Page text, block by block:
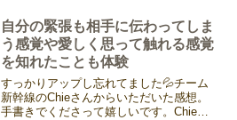
や道徳に縛ら...
自分の緊張も相手に伝わってしま
う感覚や愛しく思って触れる感覚
を知れたことも体験
すっかりアップし忘れてました💦チーム
新幹線のChieさんからいただいた感想。
手書きでくださって嬉しいです。Chieさ